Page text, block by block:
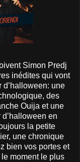
Simon Predj
inédites qui vont
d’halloween: une
des
Ouija et une
en
la petite
une chronique
bien vos portes et
moment le plus